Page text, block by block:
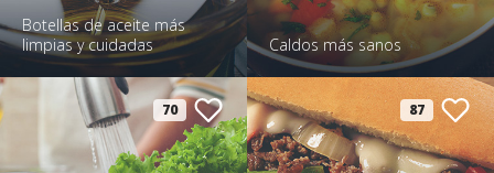
Botellas de aceite más
limpias y cuidadas
Caldos más sanos
70 87